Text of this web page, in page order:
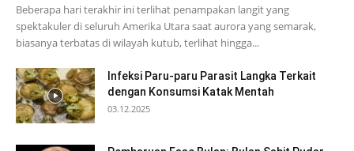
Beberapa hari terakhir ini terlihat penampakan langit yang
spektakuler di seluruh Amerika Utara saat aurora yang semarak,
biasanya terbatas di wilayah kutub, terlihat hingga...
Infeksi Paru-paru Parasit Langka Terkait
dengan Konsumsi Katak Mentah
03.12.2025